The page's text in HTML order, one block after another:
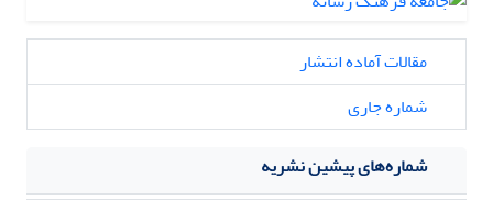
مقالات آماده انتشار
شماره جاری
شماره‌های پیشین نشریه